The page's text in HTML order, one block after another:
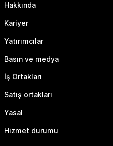
Hakkında
Kariyer
Yatırımcılar
Basın ve medya
İş Ortakları
Satış ortakları
Yasal
Hizmet durumu